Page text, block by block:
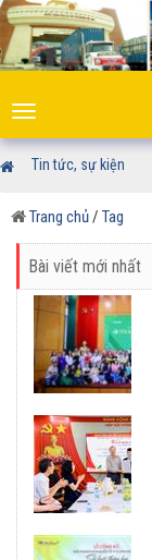
Toggle
navigation
Tin tức, sự kiện
Trang chủ/ Tag
Bài viết mới nhất